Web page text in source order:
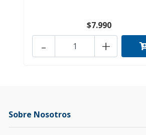
$7.990
+
-
Sobre Nosotros